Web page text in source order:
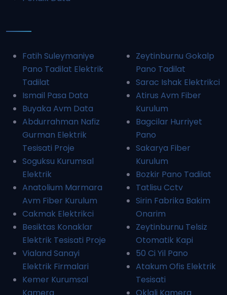
Fatih Suleymaniye
Pano Tadilat Elektrik
Tadilat
Ismail Pasa Data
Buyaka Avm Data
Abdurrahman Nafiz
Gurman Elektrik
Tesisati Proje
Soguksu Kurumsal
Elektrik
Anatolium Marmara
Avm Fiber Kurulum
Cakmak Elektrikci
Besiktas Konaklar
Elektrik Tesisati Proje
Vialand Sanayi
Elektrik Firmalari
Kemer Kurumsal
Zeytinburnu Gokalp
Pano Tadilat
Sarac Ishak Elektrikci
Atirus Avm Fiber
Kurulum
Bagcilar Hurriyet
Pano
Sakarya Fiber
Kurulum
Bozkir Pano Tadilat
Tatlisu Cctv
Sirin Fabrika Bakim
Onarim
Zeytinburnu Telsiz
Otomatik Kapi
50 Ci Yil Pano
Atakum Ofis Elektrik
Tesisati